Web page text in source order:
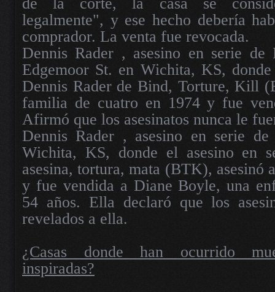
legalmente", y ese hecho debería
comprador. La venta fue revocada.
Dennis Rader , asesino en serie
Edgemoor St. en Wichita, KS,
Dennis Rader de Bind, Torture, Kill
familia de cuatro en 1974 y fue
Afirmó que los asesinatos nunca le
Dennis Rader , asesino en serie
Wichita, KS, donde el asesino en
asesina, tortura, mata (BTK), asesinó
y fue vendida a Diane Boyle, una
54 años. Ella declaró que los
revelados a ella.
¿Casas donde han ocurrido
inspiradas?